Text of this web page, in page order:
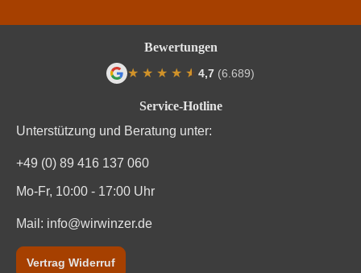
Weinart Weißwein
Service-Hotline
Unterstützung und Beratung unter:
+49 (0) 89 416 137 060
Mo-Fr, 10:00 - 17:00 Uhr
Mail: info@wirwinzer.de
Vertrag Widerruf
Bewertungen
★ ★ ★ ★ ★
★ 4,7 (6.689)